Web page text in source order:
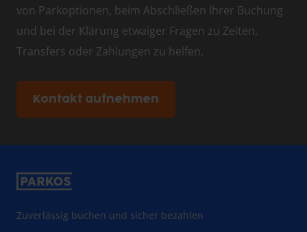
von Parkoptionen, beim Abschließen Ihrer Buchung
und bei der Klärung etwaiger Fragen zu Zeiten,
Transfers oder Zahlungen zu helfen.
Kontakt aufnehmen
Zuverlässig buchen und sicher bezahlen